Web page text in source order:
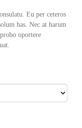
Eu per ceteros
has. Nec at harum
oportere